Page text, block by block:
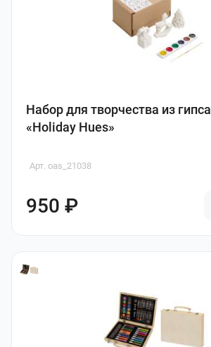
Набор для творчества из гипса
«Holiday Hues»
Арт. oas_21038
950 ₽